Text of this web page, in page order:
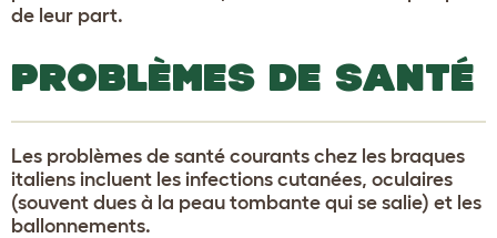
de leur part.
PROBLÈMES DE SANTÉ
Les problèmes de santé courants chez les braques
italiens incluent les infections cutanées, oculaires
(souvent dues à la peau tombante qui se salie) et les
ballonnements.